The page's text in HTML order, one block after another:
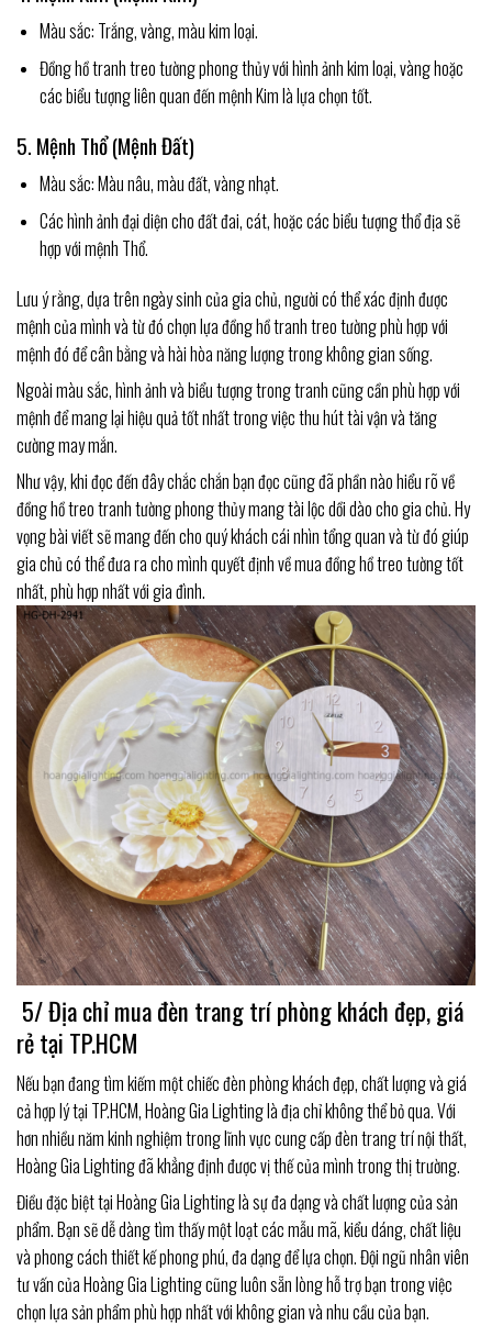
Màu sắc: Trắng, vàng, màu kim loại.
Đồng hồ tranh treo tường phong thủy với hình ảnh kim loại, vàng hoặc
các biểu tượng liên quan đến mệnh Kim là lựa chọn tốt.
5. Mệnh Thổ (Mệnh Đất)
Màu sắc: Màu nâu, màu đất, vàng nhạt.
Các hình ảnh đại diện cho đất đai, cát, hoặc các biểu tượng thổ địa sẽ
hợp với mệnh Thổ.
Lưu ý rằng, dựa trên ngày sinh của gia chủ, người có thể xác định được
mệnh của mình và từ đó chọn lựa đồng hồ tranh treo tường phù hợp với
mệnh đó để cân bằng và hài hòa năng lượng trong không gian sống.
Ngoài màu sắc, hình ảnh và biểu tượng trong tranh cũng cần phù hợp với
mệnh để mang lại hiệu quả tốt nhất trong việc thu hút tài vận và tăng
cường may mắn.
Như vậy, khi đọc đến đây chắc chắn bạn đọc cũng đã phần nào hiểu rõ về
đồng hồ treo tranh tường phong thủy mang tài lộc dồi dào cho gia chủ. Hy
vọng bài viết sẽ mang đến cho quý khách cái nhìn tổng quan và từ đó giúp
gia chủ có thể đưa ra cho mình quyết định về mua đồng hồ treo tường tốt
nhất, phù hợp nhất với gia đình.
5/ Địa chỉ mua đèn trang trí phòng khách đẹp, giá
rẻ tại TP.HCM
Nếu bạn đang tìm kiếm một chiếc đèn phòng khách đẹp, chất lượng và giá
cả hợp lý tại TP.HCM, Hoàng Gia Lighting là địa chỉ không thể bỏ qua. Với
hơn nhiều năm kinh nghiệm trong lĩnh vực cung cấp đèn trang trí nội thất,
Hoàng Gia Lighting đã khẳng định được vị thế của mình trong thị trường.
Điều đặc biệt tại Hoàng Gia Lighting là sự đa dạng và chất lượng của sản
phẩm. Bạn sẽ dễ dàng tìm thấy một loạt các mẫu mã, kiểu dáng, chất liệu
và phong cách thiết kế phong phú, đa dạng để lựa chọn. Đội ngũ nhân viên
tư vấn của Hoàng Gia Lighting cũng luôn sẵn lòng hỗ trợ bạn trong việc
chọn lựa sản phẩm phù hợp nhất với không gian và nhu cầu của bạn.